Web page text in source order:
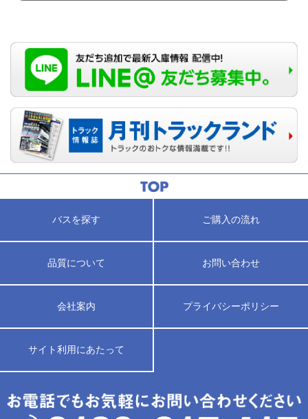
バスを探す ご購入の流れ
品質について お問い合わせ
会社案内 プライバシーポリシー
サイト利用にあたって